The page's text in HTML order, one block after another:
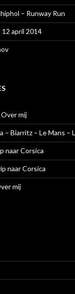
– Runway Run
april 2014
Over mij
– Biarritz – Le Mans –
naar Corsica
naar Corsica
mij